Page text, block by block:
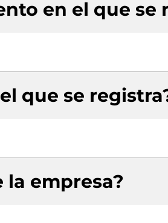
en el que se
que se
la empresa?